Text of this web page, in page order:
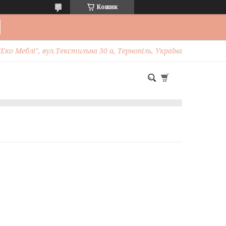
Кошик
Меблі", вул.Текстильна 30 а, Тернопіль, Україна